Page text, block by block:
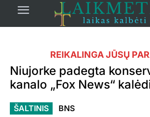
REIKALINGA JŪSŲ
Niujorke padegta
kanalo „Fox News“
ŠALTINIS BNS